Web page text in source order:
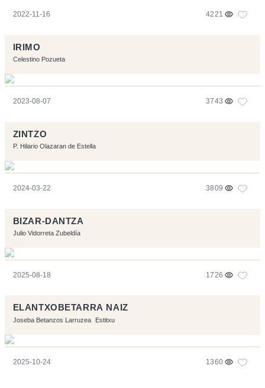
2022-11-16 4221
IRIMO
Celestino Pozueta
2023-08-07 3743
ZINTZO
P. Hilario Olazaran de Estella
2024-03-22 3809
BIZAR-DANTZA
Julio Vidorreta Zubeldía
2025-08-18 1726
ELANTXOBETARRA NAIZ
Joseba Betanzos Larruzea Estitxu
2025-10-24 1360